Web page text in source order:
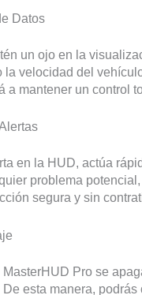
Datos
un ojo en la
la velocidad del
a mantener un control
en la HUD, actúa
problema
segura y sin
Pro se
esta manera,